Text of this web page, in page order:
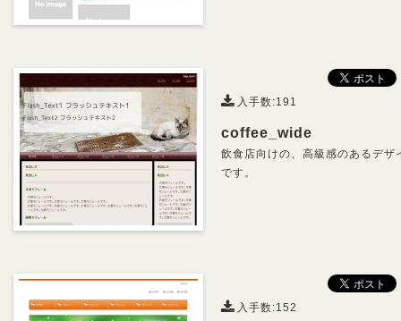
入手数:191
coffee_wide
飲食店向けの、高級感のあるデザ
です。
入手数:152